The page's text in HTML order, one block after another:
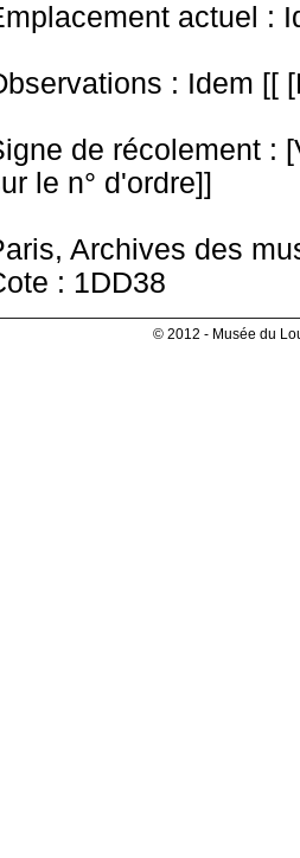
actuel :
: Idem [[
de récolement :
le n° d'ordre]]
Archives des
: 1DD38
© 2012 - Musée du